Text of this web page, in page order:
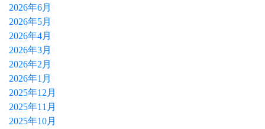
2026年6月
2026年5月
2026年4月
2026年3月
2026年2月
2026年1月
2025年12月
2025年11月
2025年10月